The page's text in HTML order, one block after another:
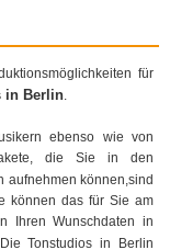
für
in Berlin.
ebenso wie von
die Sie in den
aufnehmen können,sind
können das für Sie am
Ihren Wunschdaten in
Tonstudios in Berlin